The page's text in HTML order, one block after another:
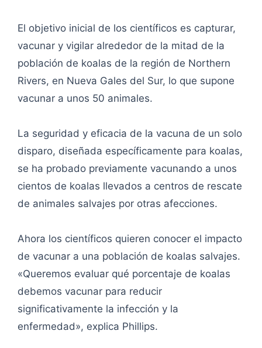
El objetivo inicial de los científicos es capturar,
vacunar y vigilar alrededor de la mitad de la
población de koalas de la región de Northern
Rivers, en Nueva Gales del Sur, lo que supone
vacunar a unos 50 animales.
La seguridad y eficacia de la vacuna de un solo
disparo, diseñada específicamente para koalas,
se ha probado previamente vacunando a unos
cientos de koalas llevados a centros de rescate
de animales salvajes por otras afecciones.
Ahora los científicos quieren conocer el impacto
de vacunar a una población de koalas salvajes.
«Queremos evaluar qué porcentaje de koalas
debemos vacunar para reducir
significativamente la infección y la
enfermedad», explica Phillips.